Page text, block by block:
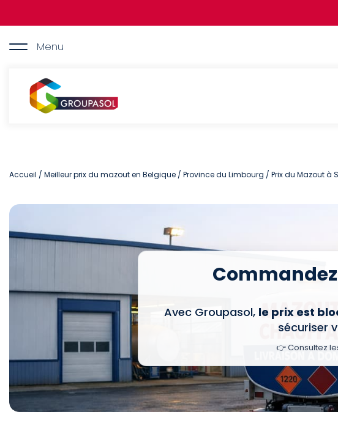
principalMenu
Groupasol
Accueil / Meilleur prix du mazout en Belgique / Province du Limbourg / Prix du Mazout à
Avec Groupasol, le prix est
sécuriser
👉 Consultez